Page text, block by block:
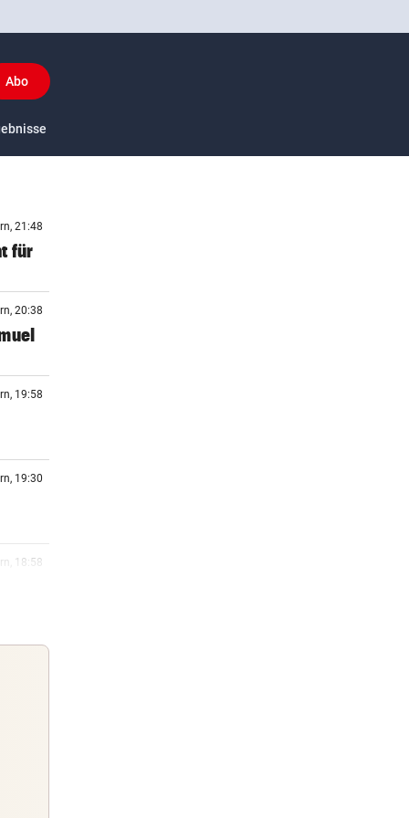
Abo
US-Sport
21:48
für
20:38
19:58
19:30
18:58
18:57
18:21